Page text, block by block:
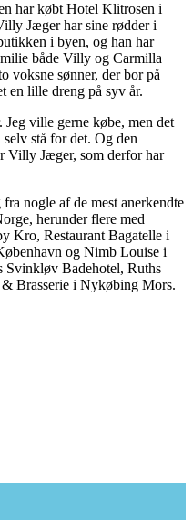
har købt Hotel Klitrosen i
Jæger har sine rødder i
i byen, og han har
både Villy og Carmilla
voksne sønner, der bor på
en lille dreng på syv år.
Jeg ville gerne købe, men det
stå for det. Og den
Villy Jæger, som derfor har
nogle af de mest anerkendte
herunder flere med
Kro, Restaurant Bagatelle i
og Nimb Louise i
Svinkløv Badehotel, Ruths
Brasserie i Nykøbing Mors.